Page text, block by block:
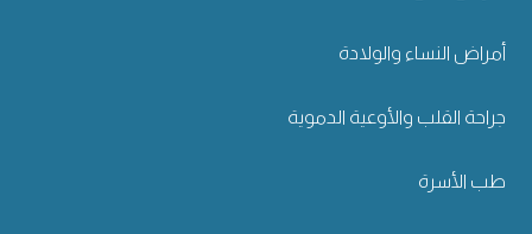
أمراض النساء والولادة
جراحة القلب والأوعية الدموية
طب الأسرة